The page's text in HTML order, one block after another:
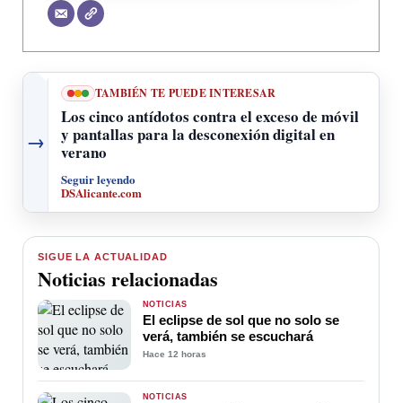
→
TAMBIÉN TE PUEDE INTERESAR
Los cinco antídotos contra el exceso de móvil
y pantallas para la desconexión digital en
verano
Seguir leyendo
DSAlicante.com
SIGUE LA ACTUALIDAD
Noticias relacionadas
NOTICIAS
El eclipse de sol que no solo se
verá, también se escuchará
Hace 12 horas
NOTICIAS